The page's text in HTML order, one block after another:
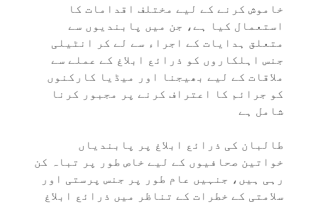
خاموش کرنے کے لیے مختلف اقدامات کا
استعمال کیا ہے، جن میں پابندیوں سے
متعلق ہدایات کے اجراء سے لے کر انٹیلی
جنس اہلکاروں کو ذرائع ابلاغ کے عملے سے
ملاقات کے لیے بھیجنا اور میڈیا کارکنوں
کو جرائم کا اعتراف کرنے پر مجبور کرنا
شامل ہے
طالبان کی ذرائع ابلاغ پر پابندیاں
خواتین صحافیوں کے لیے خاص طور پر تباہ کن
رہی ہیں، جنہیں عام طور پر جنس پرستی اور
سلامتی کے خطرات کے تناظر میں ذرائع ابلاغ